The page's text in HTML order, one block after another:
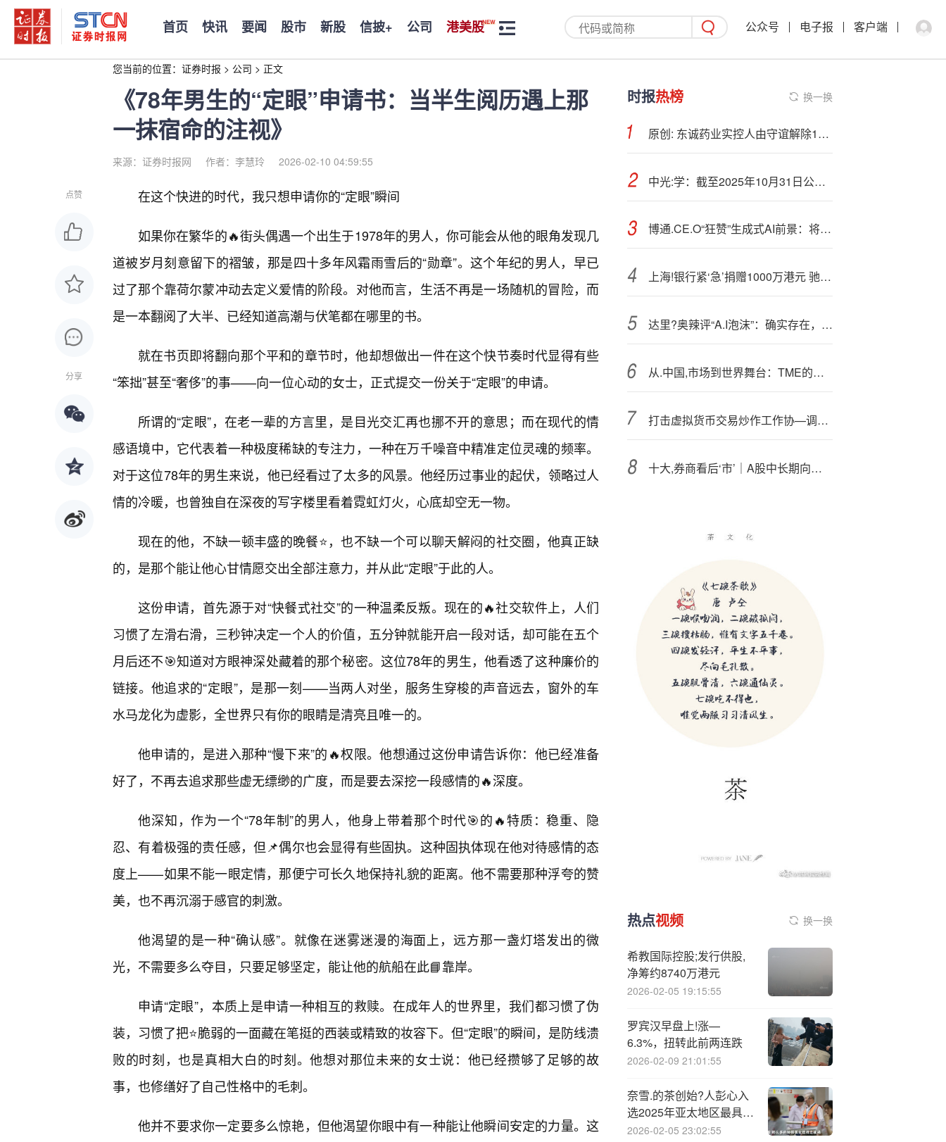
首页 快讯 要闻 股市 新股 信披+ 公司 港美股 公众号 电子报 客户端
您当前的位置： 证券时报 > 公司 > 正文
《78年男生的“定眼”申请书：当半生阅历遇上那
一抹宿命的注视》
来源：证券时报网 作者：李慧玲 2026-02-10 04:59:55
点赞
分享
在这个快进的时代，我只想申请你的“定眼”瞬间
如果你在繁华的🔥街头偶遇一个出生于1978年的男人，你可能会从他的眼角发现几
道被岁月刻意留下的褶皱，那是四十多年风霜雨雪后的“勋章”。这个年纪的男人，早已
过了那个靠荷尔蒙冲动去定义爱情的阶段。对他而言，生活不再是一场随机的冒险，而
是一本翻阅了大半、已经知道高潮与伏笔都在哪里的书。
就在书页即将翻向那个平和的章节时，他却想做出一件在这个快节奏时代显得有些
“笨拙”甚至“奢侈”的事——向一位心动的女士，正式提交一份关于“定眼”的申请。
所谓的“定眼”，在老一辈的方言里，是目光交汇再也挪不开的意思；而在现代的情
感语境中，它代表着一种极度稀缺的专注力，一种在万千噪音中精准定位灵魂的频率。
对于这位78年的男生来说，他已经看过了太多的风景。他经历过事业的起伏，领略过人
情的冷暖，也曾独自在深夜的写字楼里看着霓虹灯火，心底却空无一物。
现在的他，不缺一顿丰盛的晚餐⭐，也不缺一个可以聊天解闷的社交圈，他真正缺
的，是那个能让他心甘情愿交出全部注意力，并从此“定眼”于此的人。
这份申请，首先源于对“快餐式社交”的一种温柔反叛。现在的🔥社交软件上，人们
习惯了左滑右滑，三秒钟决定一个人的价值，五分钟就能开启一段对话，却可能在五个
月后还不🎯知道对方眼神深处藏着的那个秘密。这位78年的男生，他看透了这种廉价的
链接。他追求的“定眼”，是那一刻——当两人对坐，服务生穿梭的声音远去，窗外的车
水马龙化为虚影，全世界只有你的眼睛是清亮且唯一的。
他申请的，是进入那种“慢下来”的🔥权限。他想通过这份申请告诉你：他已经准备
好了，不再去追求那些虚无缥缈的广度，而是要去深挖一段感情的🔥深度。
他深知，作为一个“78年制”的男人，他身上带着那个时代🎯的🔥特质：稳重、隐
忍、有着极强的责任感，但📌偶尔也会显得有些固执。这种固执体现在他对待感情的态
度上——如果不能一眼定情，那便宁可长久地保持礼貌的距离。他不需要那种浮夸的赞
美，也不再沉溺于感官的刺激。
他渴望的是一种“确认感”。就像在迷雾迷漫的海面上，远方那一盏灯塔发出的微
光，不需要多么夺目，只要足够坚定，能让他的航船在此📘靠岸。
申请“定眼”，本质上是申请一种相互的救赎。在成年人的世界里，我们都习惯了伪
装，习惯了把⭐脆弱的一面藏在笔挺的西装或精致的妆容下。但“定眼”的瞬间，是防线溃
败的时刻，也是真相大白的时刻。他想对那位未来的女士说：他已经攒够了足够的故
事，也修缮好了自己性格中的毛刺。
他并不要求你一定要多么惊艳，但他渴望你眼中有一种能让他瞬间安定的力量。这
时报热榜 换一换
原创: 东诚药业实控人由守谊解除196万股质押
中光:学：截至2025年10月31日公司股东人数为44611户
博通.CE.O“狂赞”生成式AI前景：将在全球GDP中占据更大比重！
上海!银行紧‘急’捐赠1000万港元 驰援香港大埔灾后工作
达里?奥辣评“A.I泡沫”：确实存在，美联储“转鹰”才会破裂！
从.中国,市场到世界舞台：TME的国际化探索
打击虚拟货币交易炒作工作协—调机制会议召开
十大,券商看后‘市’｜A股中长期向好趋势不改，短期或以震荡为主
热点视频 换一换
希教国际控股;发行供股,
净筹约8740万港元
2026-02-05 19:15:55
罗宾汉早盘上!涨—
6.3%，扭转此前两连跌
2026-02-09 21:01:55
奈雪.的茶创始?人彭心入
选2025年亚太地区最具影
响力青年女性榜单
2026-02-05 23:02:55